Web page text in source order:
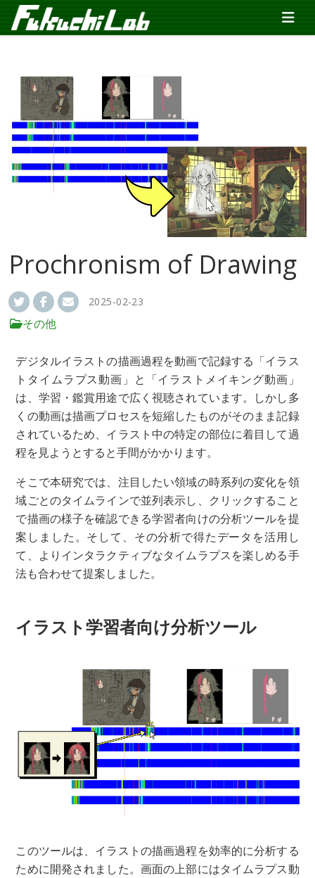
Prochronism of Drawing
2025-02-23
その他
デジタルイラストの描画過程を動画で記録する「イラス
トタイムラプス動画」と「イラストメイキング動画」
は、学習・鑑賞用途で広く視聴されています。しかし多
くの動画は描画プロセスを短縮したものがそのまま記録
されているため、イラスト中の特定の部位に着目して過
程を見ようとすると手間がかかります。
そこで本研究では、注目したい領域の時系列の変化を領
域ごとのタイムラインで並列表示し、クリックすること
で描画の様子を確認できる学習者向けの分析ツールを提
案しました。そして、その分析で得たデータを活用し
て、よりインタラクティブなタイムラプスを楽しめる手
法も合わせて提案しました。
イラスト学習者向け分析ツール
このツールは、イラストの描画過程を効率的に分析する
ために開発されました。画面の上部にはタイムラプス動